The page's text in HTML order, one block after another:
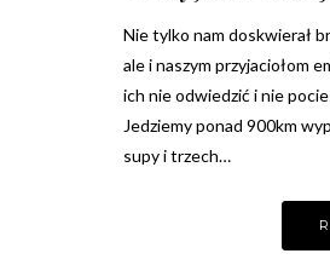
Nie tylko nam doskwierał
ale i naszym przyjaciołom
ich nie odwiedzić i nie
Jedziemy ponad 900km
supy i trzech…